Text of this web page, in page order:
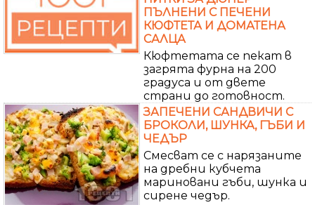
ПЪЛНЕНИ С ПЕЧЕНИ
КЮФТЕТА И ДОМАТЕНА
САЛЦА
Кюфтетата се пекат в
загрята фурна на 200
градуса и от двете
страни до готовност.
ЗАПЕЧЕНИ САНДВИЧИ С
БРОКОЛИ, ШУНКА, ГЪБИ И
ЧЕДЪР
Смесват се с нарязаните
на дребни кубчета
мариновани гъби, шунка и
сирене чедър.